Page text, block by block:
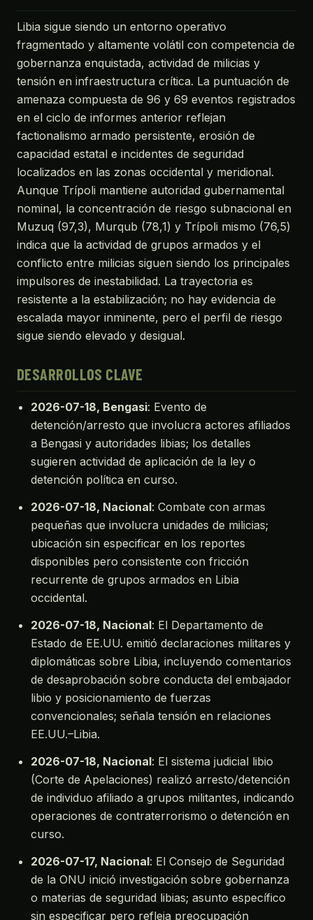
Libia sigue siendo un entorno operativo
fragmentado y altamente volátil con competencia de
gobernanza enquistada, actividad de milicias y
tensión en infraestructura crítica. La puntuación de
amenaza compuesta de 96 y 69 eventos registrados
en el ciclo de informes anterior reflejan
factionalismo armado persistente, erosión de
capacidad estatal e incidentes de seguridad
localizados en las zonas occidental y meridional.
Aunque Trípoli mantiene autoridad gubernamental
nominal, la concentración de riesgo subnacional en
Muzuq (97,3), Murqub (78,1) y Trípoli mismo (76,5)
indica que la actividad de grupos armados y el
conflicto entre milicias siguen siendo los principales
impulsores de inestabilidad. La trayectoria es
resistente a la estabilización; no hay evidencia de
escalada mayor inminente, pero el perfil de riesgo
sigue siendo elevado y desigual.
DESARROLLOS CLAVE
2026-07-18, Bengasi: Evento de
detención/arresto que involucra actores afiliados
a Bengasi y autoridades libias; los detalles
sugieren actividad de aplicación de la ley o
detención política en curso.
2026-07-18, Nacional: Combate con armas
pequeñas que involucra unidades de milicias;
ubicación sin especificar en los reportes
disponibles pero consistente con fricción
recurrente de grupos armados en Libia
occidental.
2026-07-18, Nacional: El Departamento de
Estado de EE.UU. emitió declaraciones militares y
diplomáticas sobre Libia, incluyendo comentarios
de desaprobación sobre conducta del embajador
libio y posicionamiento de fuerzas
convencionales; señala tensión en relaciones
EE.UU.–Libia.
2026-07-18, Nacional: El sistema judicial libio
(Corte de Apelaciones) realizó arresto/detención
de individuo afiliado a grupos militantes, indicando
operaciones de contraterrorismo o detención en
curso.
2026-07-17, Nacional: El Consejo de Seguridad
de la ONU inició investigación sobre gobernanza
o materias de seguridad libias; asunto específico
sin especificar pero refleja preocupación